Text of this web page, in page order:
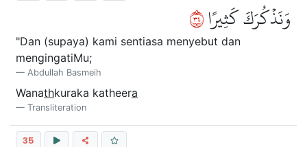
وَنَذۡكُرَكَ كَثِيرًا٤٣
"Dan (supaya) kami sentiasa menyebut dan
mengingatiMu;
Abdullah Basmeih
Wanathkuraka katheera
Transliteration
35